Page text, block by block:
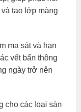
tạo lớp màng
ma sát và hạn
vết bẩn thông
ngày trở nên
cho các loại sàn